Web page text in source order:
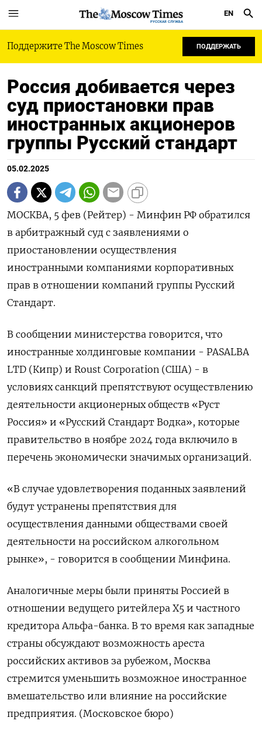
РУССКАЯ СЛУЖБА
EN
Поддержите The Moscow Times ПОДДЕРЖАТЬ
Россия добивается через
суд приостановки прав
иностранных акционеров
группы Русский стандарт
05.02.2025
МОСКВА, 5 фев (Рейтер) - Минфин РФ обратился
в арбитражный суд с заявлениями о
приостановлении осуществления
иностранными компаниями корпоративных
прав в отношении компаний группы Русский
Стандарт.
В сообщении министерства говорится, что
иностранные холдинговые компании - PASALBA
LTD (Кипр) и Roust Corporation (США) - в
условиях санкций препятствуют осуществлению
деятельности акционерных обществ «Руст
Россия» и «Русский Стандарт Водка», которые
правительство в ноябре 2024 года включило в
перечень экономически значимых организаций.
«В случае удовлетворения поданных заявлений
будут устранены препятствия для
осуществления данными обществами своей
деятельности на российском алкогольном
рынке», - говорится в сообщении Минфина.
Аналогичные меры были приняты Россией в
отношении ведущего ритейлера X5 и частного
кредитора Альфа-банка. В то время как западные
страны обсуждают возможность ареста
российских активов за рубежом, Москва
стремится уменьшить возможное иностранное
вмешательство или влияние на российские
предприятия. (Московское бюро)